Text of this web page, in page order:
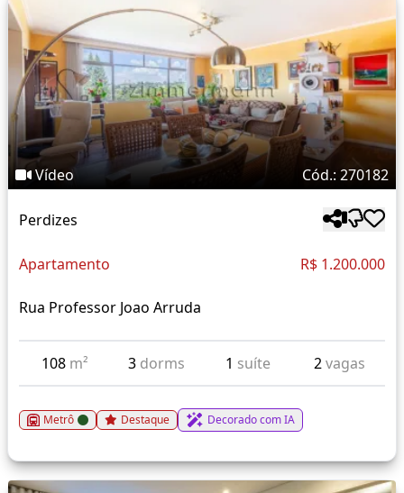
Vídeo Cód.: 270182
Perdizes
Apartamento R$ 1.200.000
Rua Professor Joao Arruda
108 m² 3 dorms 1 suíte 2vagas
Metrô Destaque Decorado com IA